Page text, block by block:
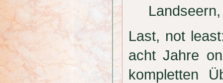
Last, not
acht Jahre
kompletten